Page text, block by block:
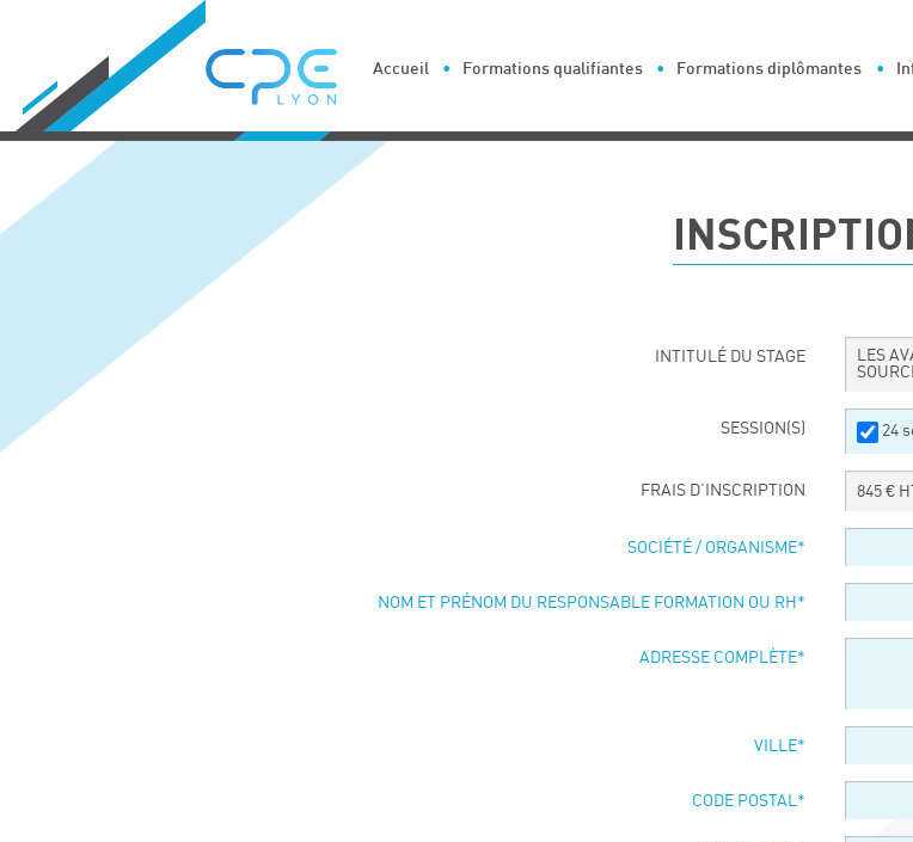
Accueil Formations qualifiantes Formations diplômantes
INTITULÉ DU STAGE
LES
SESSION(S) 24
FRAIS D’INSCRIPTION 845 € HT
SOCIÉTÉ / ORGANISME*
NOM ET PRÉNOM DU RESPONSABLE FORMATION OU RH *
ADRESSE COMPLÈTE*
VILLE*
CODE POSTAL*
Cookies management panel